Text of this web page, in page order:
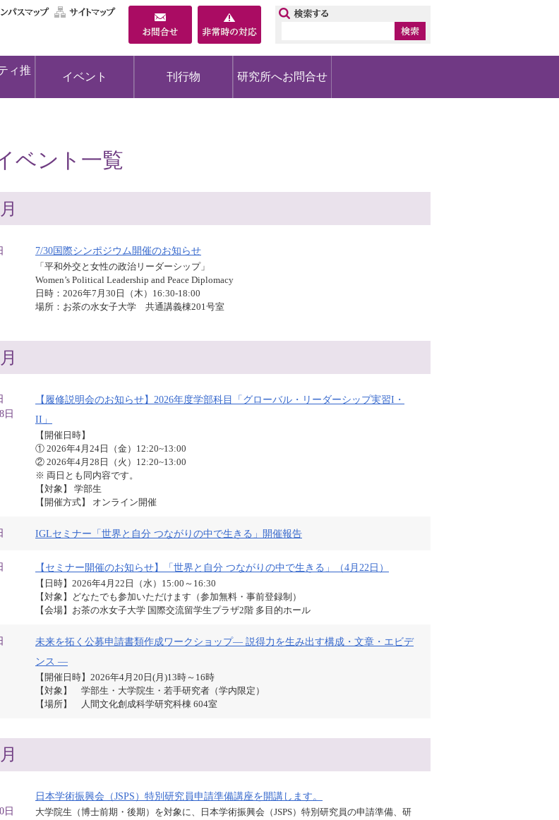
交通・キャンパスマップ
サイトマップ
ィ推
イベント 刊行物 研究所へお問合せ
ベント一覧
7/30国際シンポジウム開催のお知らせ
「平和外交と女性の政治リーダーシップ」
Women’s Political Leadership and Peace Diplomacy
日時：2026年7月30日（木）16:30-18:00
場所：お茶の水女子大学 共通講義棟201号室
日
【履修説明会のお知らせ】2026年度学部科目「グローバル・リーダーシップ実習I・
II」
【開催日時】
① 2026年4月24日（金）12:20~13:00
② 2026年4月28日（火）12:20~13:00
※ 両日とも同内容です。
【対象】 学部生
【開催方式】 オンライン開催
IGLセミナー「世界と自分 つながりの中で生きる」開催報告
【セミナー開催のお知らせ】「世界と自分 つながりの中で生きる」（4月22日）
【日時】2026年4月22日（水）15:00～16:30
【対象】どなたでも参加いただけます（参加無料・事前登録制）
【会場】お茶の水女子大学 国際交流留学生プラザ2階 多目的ホール
未来を拓く公募申請書類作成ワークショップ― 説得力を生み出す構成・文章・エビデ
ンス ―
【開催日時】2026年4月20日(月)13時～16時
【対象】 学部生・大学院生・若手研究者（学内限定）
【場所】 人間文化創成科学研究科棟 604室
日
日本学術振興会（JSPS）特別研究員申請準備講座を開講します。
大学院生（博士前期・後期）を対象に、日本学術振興会（JSPS）特別研究員の申請準備、研